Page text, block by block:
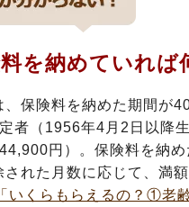
を納めていれば
、保険料を納めた期間が
者（1956年4月2日以
円）。保険料を納
された月数に応じて、満
「いくらもらえるの？①老